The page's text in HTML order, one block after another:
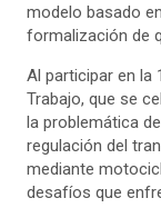
modelo basado
formalización de
Al participar en la
Trabajo, que se
la problemática
regulación del
mediante
desafíos que